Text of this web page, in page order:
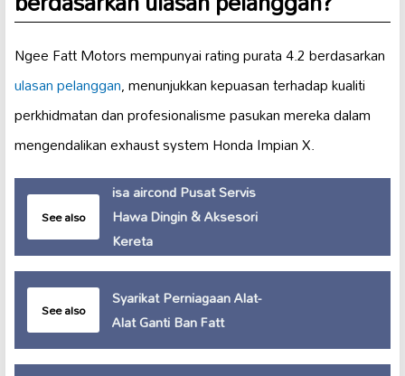
Ngee Fatt Motors mempunyai rating purata 4.2 berdasarkan
ulasan pelanggan, menunjukkan kepuasan terhadap kualiti
perkhidmatan dan profesionalisme pasukan mereka dalam
mengendalikan exhaust system Honda Impian X.
See also
isa aircond Pusat Servis
Hawa Dingin & Aksesori
Kereta
See also
Syarikat Perniagaan Alat-
Alat Ganti Ban Fatt